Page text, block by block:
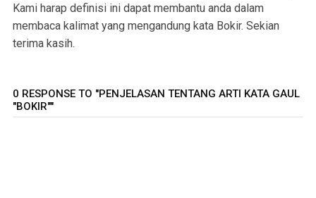
Kami harap definisi ini dapat membantu anda dalam
membaca kalimat yang mengandung kata Bokir. Sekian
terima kasih.
0 RESPONSE TO "PENJELASAN TENTANG ARTI KATA GAUL
"BOKIR""